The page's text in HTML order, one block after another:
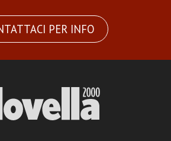
PER INFO